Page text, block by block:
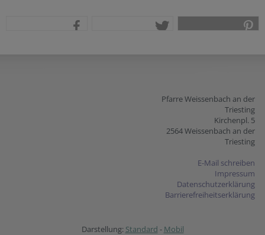
Pfarre Weissenbach an der
Triesting
Kirchenpl. 5
2564 Weissenbach an der
Triesting
E-Mail schreiben
Impressum
Datenschutzerklärung
Barrierefreiheitserklärung
Darstellung: Standard - Mobil